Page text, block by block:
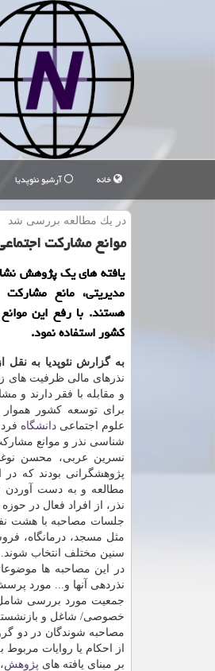
خانه آرشیو نئوپدیا
در یك مطالعه بررسی شد
موانع مشاركت
یافته های یك پژوهش
مدیریتی، مانع مشاركت
هستند. با رفع این
كشور استفاده نمود.
به گزارش نئوپدیا به نقل
نذرهای مالی ظرفیت های
و مقابله با فقر دارند و
برای توسعه کشور
علوم اجتماعیدانشگاه
شناسی نذر و موانع
نسرین عربی، محسن
پژوهشگرانی بودند که در
مطالعه و به دست آوردن
نذر، از افراد فعال در
جلسات مصاحبه با هشت
سنین مختلف انتخاب شوند.
در این مصاحبه ها
نذردهی آنها و... مورد
خصوصی/ شاغل و
مصاحبه شوندگان در دو
از احکام یا روایات مربوط
بر مبنای یافته های پژوهش